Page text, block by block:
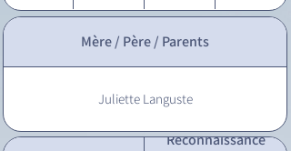
Mère / Père / Parents
Juliette Languste
Reconnaissance